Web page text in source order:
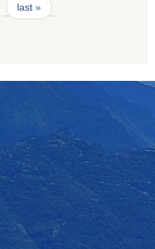
last »